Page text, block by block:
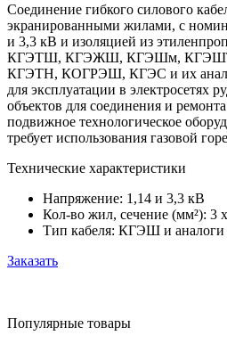
Соединение гибкого силового
экранированными жилами, с
и 3,3 кВ и изоляцией из
КГЭТШ, КГЭЖШ, КГЭШм,
КГЭТН, КОГРЭШ, КГЭС и их
для эксплуатации в электросетях
объектов для соединения и
подвижное технологическое
требует использования газовой
Технические характеристики
Напряжение: 1,14 и 3,3 кВ
Кол-во жил, сечение (мм²): 3
Тип кабеля: КГЭШ и аналоги
Заказать
Популярные товары